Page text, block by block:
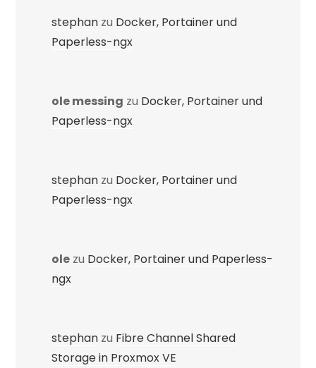
stephan zu Docker, Portainer und
Paperless-ngx
ole messing zu Docker, Portainer und
Paperless-ngx
stephan zu Docker, Portainer und
Paperless-ngx
ole zu Docker, Portainer und Paperless-
ngx
stephan zu Fibre Channel Shared
Storage in Proxmox VE